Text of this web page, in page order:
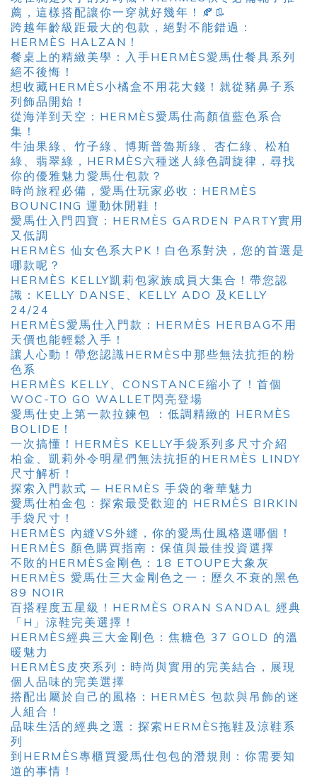
薦，這樣搭配讓你一穿就好幾年！🍂👢
跨越年齡級距最大的包款，絕對不能錯過：
HERMÈS HALZAN！
餐桌上的精緻美學：入手HERMÈS愛馬仕餐具系列
絕不後悔！
想收藏HERMÈS小橘盒不用花大錢！就從豬鼻子系
列飾品開始！
從海洋到天空：HERMÈS愛馬仕高顏值藍色系合
集！
牛油果綠、竹子綠、博斯普魯斯綠、杏仁綠、松柏
綠、翡翠綠，HERMÈS六種迷人綠色調旋律，尋找
你的優雅魅力愛馬仕包款？
時尚旅程必備，愛馬仕玩家必收：HERMÈS
BOUNCING 運動休閒鞋！
愛馬仕入門四寶：HERMÈS GARDEN PARTY實用
又低調
HERMÈS 仙女色系大PK！白色系對決，您的首選是
哪款呢？
HERMÈS KELLY凱莉包家族成員大集合！帶您認
識：KELLY DANSE、KELLY ADO 及KELLY
24/24
HERMÈS愛馬仕入門款：HERMÈS HERBAG不用
天價也能輕鬆入手！
讓人心動！帶您認識HERMÈS中那些無法抗拒的粉
色系
HERMÈS KELLY、CONSTANCE縮小了！首個
WOC-TO GO WALLET閃亮登場
愛馬仕史上第一款拉鍊包 ：低調精緻的 HERMÈS
BOLIDE！
一次搞懂！HERMÈS KELLY手袋系列多尺寸介紹
柏金、凱莉外令明星們無法抗拒的HERMÈS LINDY
尺寸解析！
探索入門款式 ─ HERMÈS 手袋的奢華魅力
愛馬仕柏金包：探索最受歡迎的 HERMÈS BIRKIN
手袋尺寸！
HERMÈS 內縫VS外縫，你的愛馬仕風格選哪個！
HERMÈS 顏色購買指南：保值與最佳投資選擇
不敗的HERMÈS金剛色：18 ETOUPE大象灰
HERMÈS 愛馬仕三大金剛色之一：歷久不衰的黑色
89 NOIR
百搭程度五星級！HERMÈS ORAN SANDAL 經典
「H」涼鞋完美選擇！
HERMÈS經典三大金剛色：焦糖色 37 GOLD 的溫
暖魅力
HERMÈS皮夾系列：時尚與實用的完美結合，展現
個人品味的完美選擇
搭配出屬於自己的風格：HERMÈS 包款與吊飾的迷
人組合！
品味生活的經典之選：探索HERMÈS拖鞋及涼鞋系
列
到HERMÈS專櫃買愛馬仕包包的潛規則：你需要知
道的事情！